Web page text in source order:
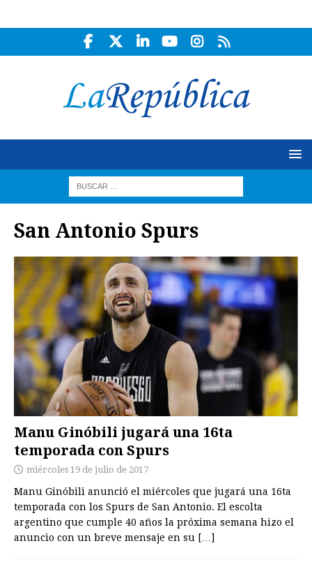
San Antonio Spurs
Manu Ginóbili jugará una 16ta
temporada con Spurs
miércoles 19 de julio de 2017
Manu Ginóbili anunció el miércoles que jugará una 16ta
temporada con los Spurs de San Antonio. El escolta
argentino que cumple 40 años la próxima semana hizo el
anuncio con un breve mensaje en su […]